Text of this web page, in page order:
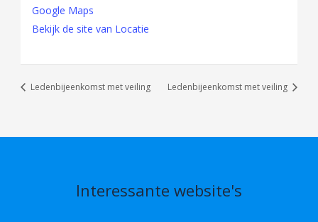
Google Maps
Bekijk de site van Locatie
Ledenbijeenkomst met veiling Ledenbijeenkomst met veiling
Interessante website's